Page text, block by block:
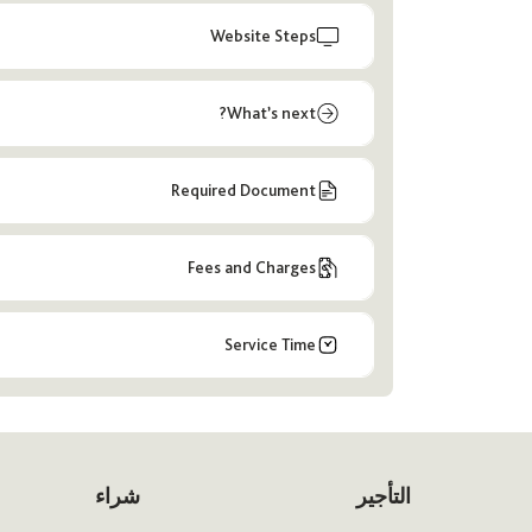
Website Steps
What’s next?
Required Document
Fees and Charges
Service Time
التأجير شراء